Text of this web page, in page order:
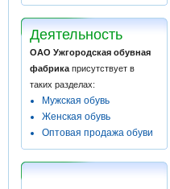
Деятельность
ОАО Ужгородская обувная
фабрика присутствует в
таких разделах:
Мужская обувь
Женская обувь
Оптовая продажа обуви